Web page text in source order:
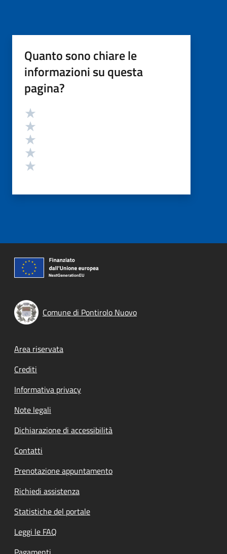
Quanto sono chiare le
informazioni su questa
pagina?
Valutazione
Comune di Pontirolo Nuovo
Footer menu
Area riservata
Crediti
Informativa privacy
Note legali
Dichiarazione di accessibilità
Contatti
Prenotazione appuntamento
Richiedi assistenza
Statistiche del portale
Leggi le FAQ